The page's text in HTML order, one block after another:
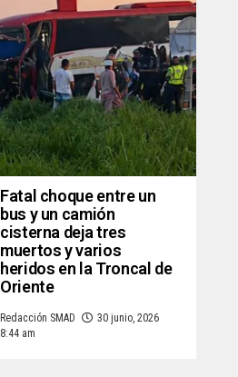
Fatal choque entre un
bus y un camión
cisterna deja tres
muertos y varios
heridos en la Troncal de
Oriente
Redacción SMAD
30 junio, 2026
8:44 am